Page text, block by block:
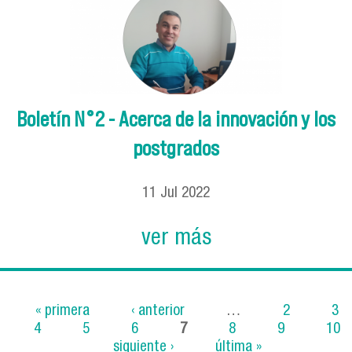
Boletín N°2 - Acerca de la innovación y los
postgrados
11 Jul 2022
ver más
Páginas
« primera ‹ anterior … 2
3
4
5 6 7 8 9
10
siguiente ›
última »